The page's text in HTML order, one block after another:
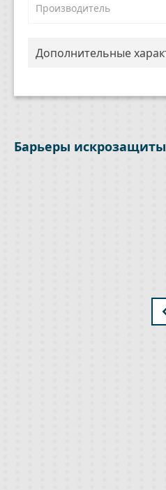
Производитель
Дополнительные
Барьеры искрозащиты